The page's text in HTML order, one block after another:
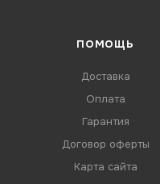
ПОМОЩЬ
Доставка
Оплата
Гарантия
Договор оферты
Карта сайта